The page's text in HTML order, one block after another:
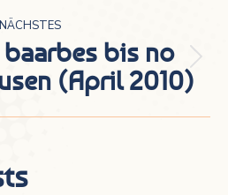
NÄCHSTES
Nächster
Beitrag:
bis no
(April 2010)